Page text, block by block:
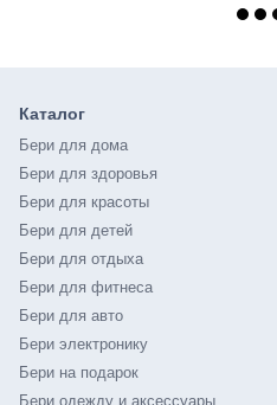
Каталог
Бери для дома
Бери для здоровья
Бери для красоты
Бери для детей
Бери для отдыха
Бери для фитнеса
Бери для авто
Бери электронику
Бери на подарок
Бери одежду и аксессуары